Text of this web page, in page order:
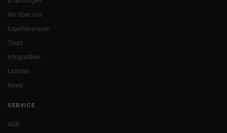
Wir über uns
Expertenwissen
Tipps
Infografiken
Listicles
News
SERVICE
AGB